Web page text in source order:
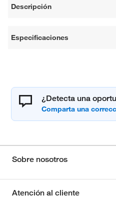
Descripción
Especificaciones
¿Detecta una
Sobre nosotros
Atención al cliente